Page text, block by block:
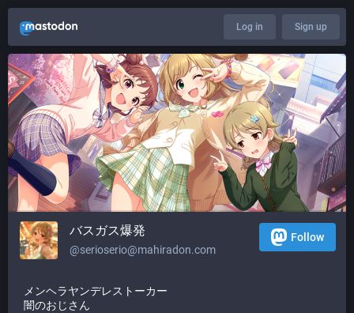
Log in Sign up
バスガス爆発
@serioserio@mahiradon.com
Follow
メンヘラヤンデレストーカー
闇のおじさん